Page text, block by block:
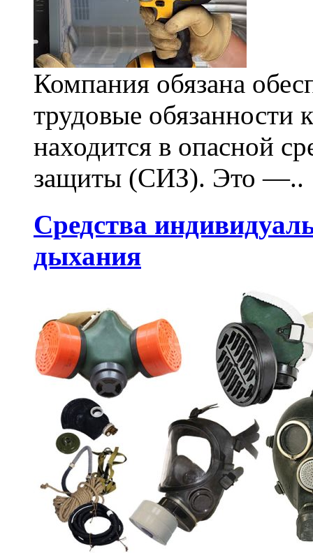
Компания обязана
трудовые
находится в опасной
защиты (СИЗ). Это —..
Средства
дыхания